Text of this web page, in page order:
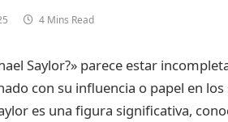
4 Mins Read
Saylor?» parece estar
con su influencia o papel en
es una figura significativa,